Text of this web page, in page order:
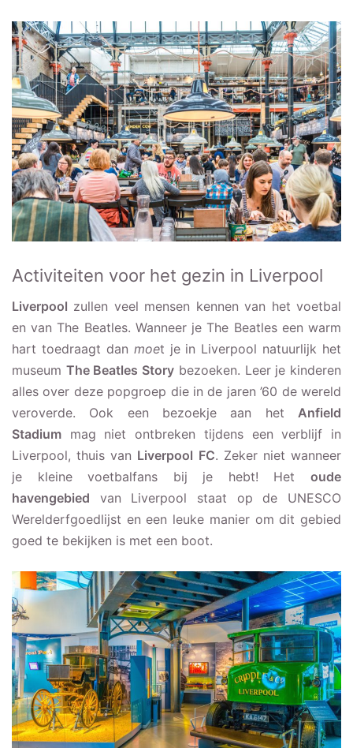
Activiteiten voor het gezin in Liverpool
Liverpool zullen veel mensen kennen van het voetbal
en van The Beatles. Wanneer je The Beatles een warm
hart toedraagt dan moet je in Liverpool natuurlijk het
museum The Beatles Story bezoeken. Leer je kinderen
alles over deze popgroep die in de jaren ’60 de wereld
veroverde. Ook een bezoekje aan het Anfield
Stadium mag niet ontbreken tijdens een verblijf in
Liverpool, thuis van Liverpool FC. Zeker niet wanneer
je kleine voetbalfans bij je hebt! Het oude
havengebied van Liverpool staat op de UNESCO
Werelderfgoedlijst en een leuke manier om dit gebied
goed te bekijken is met een boot.